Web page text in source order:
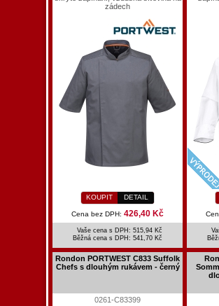
zádech
KOUPIT DETAIL
Cena bez DPH: 426,40 Kč
Vaše cena s DPH: 515,94 Kč
Běžná cena s DPH: 541,70 Kč
Rondon PORTWEST C833 Suffolk
Chefs s dlouhým rukávem - černý
0261-C83399